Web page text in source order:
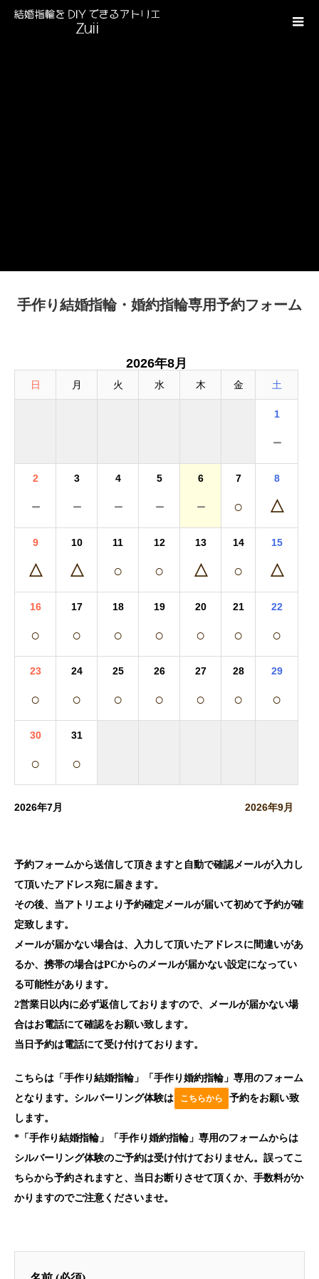
手作り結婚指輪・婚約指輪専用予約フォーム
2026年8月
日 月 火 水 木 金 土
1
－
2
－
3
－
4
－
5
－
6
－
7
○
8
△
9
△
10
△
11
○
12
○
13
△
14
○
15
△
16
○
17
○
18
○
19
○
20
○
21
○
22
○
23
○
24
○
25
○
26
○
27
○
28
○
29
○
30
○
31
○
2026年7月 2026年9月
予約フォームから送信して頂きますと自動で確認メールが入力し
て頂いたアドレス宛に届きます。
その後、当アトリエより予約確定メールが届いて初めて予約が確
定致します。
メールが届かない場合は、入力して頂いたアドレスに間違いがあ
るか、携帯の場合はPCからのメールが届かない設定になってい
る可能性があります。
2営業日以内に必ず返信しておりますので、メールが届かない場
合はお電話にて確認をお願い致します。
当日予約は電話にて受け付けております。
こちらは「手作り結婚指輪」「手作り婚約指輪」専用のフォーム
となります。シルバーリング体験は
こちらから
予約をお願い致
します。
*「手作り結婚指輪」「手作り婚約指輪」専用のフォームからは
シルバーリング体験のご予約は受け付けておりません。誤ってこ
ちらから予約されますと、当日お断りさせて頂くか、手数料がか
かりますのでご注意くださいませ。